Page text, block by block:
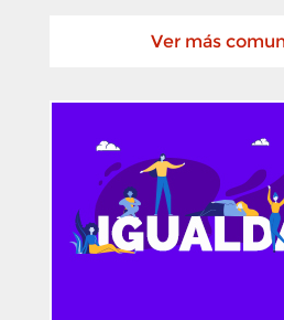
Ver más